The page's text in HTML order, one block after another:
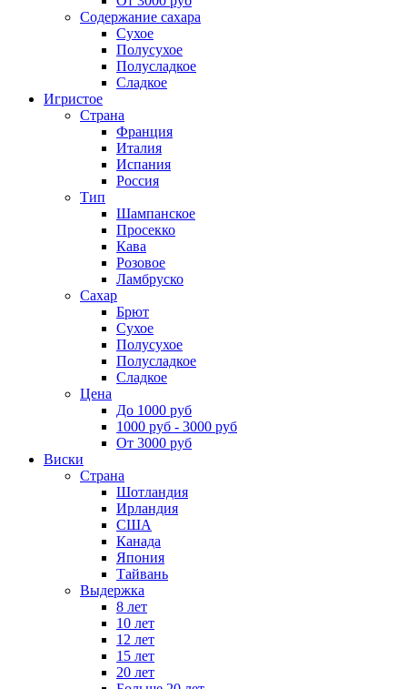
Содержание сахара
Сухое
Полусухое
Полусладкое
Сладкое
Игристое
Страна
Франция
Италия
Испания
Россия
Тип
Шампанское
Просекко
Кава
Розовое
Ламбруско
Сахар
Брют
Сухое
Полусухое
Полусладкое
Сладкое
Цена
До 1000 руб
1000 руб - 3000 руб
От 3000 руб
Виски
Страна
Шотландия
Ирландия
США
Канада
Япония
Тайвань
Выдержка
8 лет
10 лет
12 лет
15 лет
20 лет